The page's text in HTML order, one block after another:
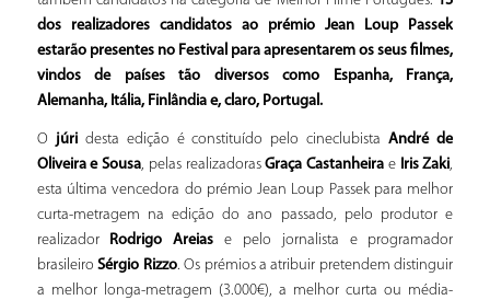
dos realizadores candidatos ao prémio Jean Loup Passek
estarão presentes no Festival para apresentarem os seus filmes,
vindos de países tão diversos como Espanha, França,
Alemanha, Itália, Finlândia e, claro, Portugal.
O júridesta edição é constituído pelo cineclubistaAndré de
Oliveira e Sousa, pelas realizadorasGraça Castanheira e Iris Zaki,
esta última vencedora do prémio Jean Loup Passek para melhor
curta-metragem na edição do ano passado, pelo produtor e
realizador
Rodrigo Areias e pelo jornalista e programador
brasileiroSérgio Rizzo. Os prémios a atribuir pretendem distinguir
a melhor longa-metragem (3.000€), a melhor curta ou média-